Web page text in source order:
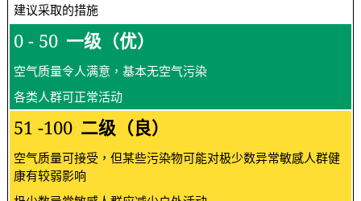
建议采取的措施
0 - 50 一级（优）
空气质量令人满意，基本无空气污染
各类人群可正常活动
51 -100 二级（良）
空气质量可接受，但某些污染物可能对极少数异常敏感人群健
康有较弱影响